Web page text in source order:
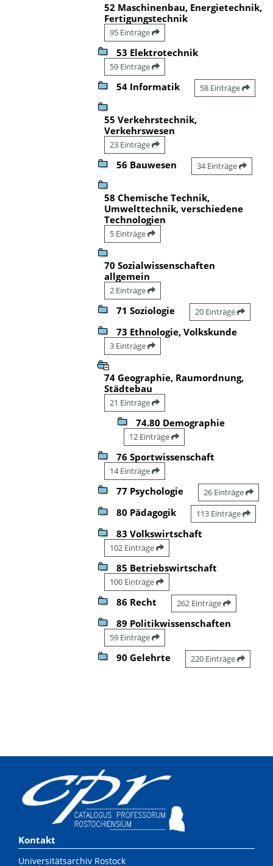
52 Maschinenbau, Energietechnik,
Fertigungstechnik
95 Einträge
53 Elektrotechnik
59 Einträge
54 Informatik 58 Einträge
55 Verkehrstechnik,
Verkehrswesen
23 Einträge
56 Bauwesen 34 Einträge
58 Chemische Technik,
Umwelttechnik, verschiedene
Technologien
5 Einträge
70 Sozialwissenschaften
allgemein
2 Einträge
71 Soziologie 20 Einträge
73 Ethnologie, Volkskunde
3 Einträge
74 Geographie, Raumordnung,
Städtebau
21 Einträge
74.80 Demographie
12 Einträge
76 Sportwissenschaft
14 Einträge
77 Psychologie 26 Einträge
80 Pädagogik 113 Einträge
83 Volkswirtschaft
102 Einträge
85 Betriebswirtschaft
100 Einträge
86 Recht 262 Einträge
89 Politikwissenschaften
59 Einträge
90 Gelehrte 220 Einträge
Kontakt
Universitätsarchiv Rostock